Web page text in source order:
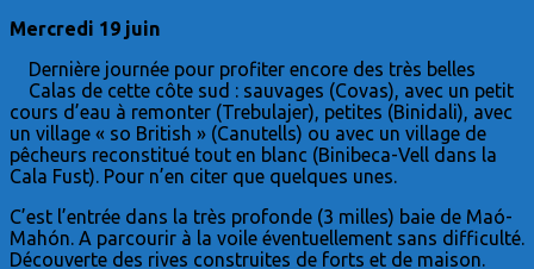
Mercredi 19 juin
Dernière journée pour profiter encore des très belles
Calas de cette côte sud : sauvages (Covas), avec un petit
cours d’eau à remonter (Trebulajer), petites (Binidali), avec
un village « so British » (Canutells) ou avec un village de
pêcheurs reconstitué tout en blanc (Binibeca-Vell dans la
Cala Fust). Pour n’en citer que quelques unes.
C’est l’entrée dans la très profonde (3 milles) baie de Maó-
Mahón. A parcourir à la voile éventuellement sans difficulté.
Découverte des rives construites de forts et de maison.